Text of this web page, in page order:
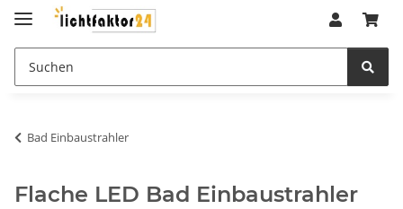
Bad Einbaustrahler
Flache LED Bad Einbaustrahler